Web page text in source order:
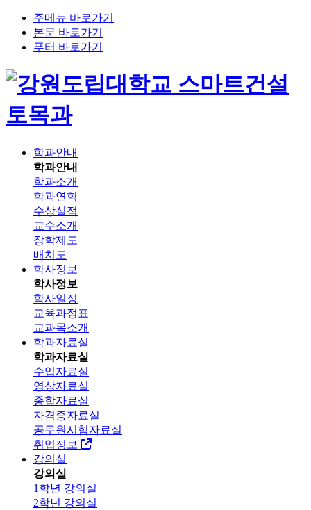
주메뉴 바로가기
본문 바로가기
푸터 바로가기
스마트건설
토목과
학과안내
학과안내
학과소개
학과연혁
수상실적
교수소개
장학제도
배치도
학사정보
학사정보
학사일정
교육과정표
교과목소개
학과자료실
학과자료실
수업자료실
영상자료실
종합자료실
자격증자료실
공무원시험자료실
취업정보
강의실
강의실
1학년 강의실
2학년 강의실